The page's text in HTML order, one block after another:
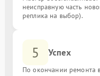
неисправную часть
реплика на выбор).
5 Успех
По окончании ремонта